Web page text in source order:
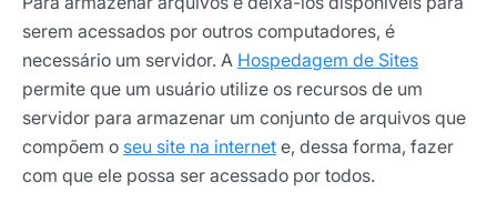
serem acessados por outros computadores, é
necessário um servidor. A Hospedagem de Sites
permite que um usuário utilize os recursos de um
servidor para armazenar um conjunto de arquivos que
compõem o seu site na internet e, dessa forma, fazer
com que ele possa ser acessado por todos.